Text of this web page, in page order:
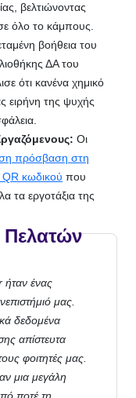
βελτιώνοντας
όλο το κάμπους.
βοήθεια του
ΔΑ του
ότι κανένα χημικό
ειρήνη της ψυχής
Οι
πρόσβαση στη
QR κωδικού που
τα εργοτάξια της
ένας
μας.
δεδομένα
απίστευτα
φοιτητές μας.
μια μεγάλη